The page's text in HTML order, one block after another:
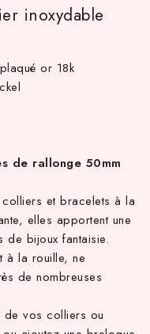
inoxydable
or 18k
de rallonge 50mm
et bracelets à la
elles apportent une
de bijoux fantaisie.
à la rouille, ne
de nombreuses
de vos colliers ou